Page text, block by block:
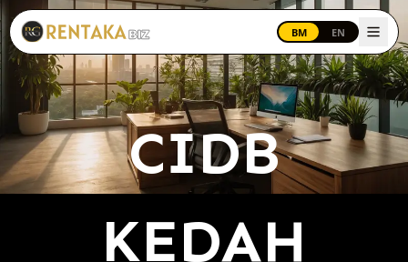
Langkau ke kandungan utama
BM EN
CIDB
KEDAH